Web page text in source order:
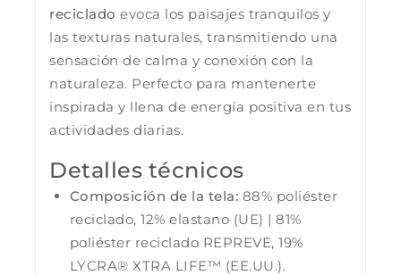
reciclado evoca los paisajes tranquilos y
las texturas naturales, transmitiendo una
sensación de calma y conexión con la
naturaleza. Perfecto para mantenerte
inspirada y llena de energía positiva en tus
actividades diarias.
Detalles técnicos
Composición de la tela: 88% poliéster
reciclado, 12% elastano (UE) | 81%
poliéster reciclado REPREVE, 19%
LYCRA® XTRA LIFE™ (EE.UU.).